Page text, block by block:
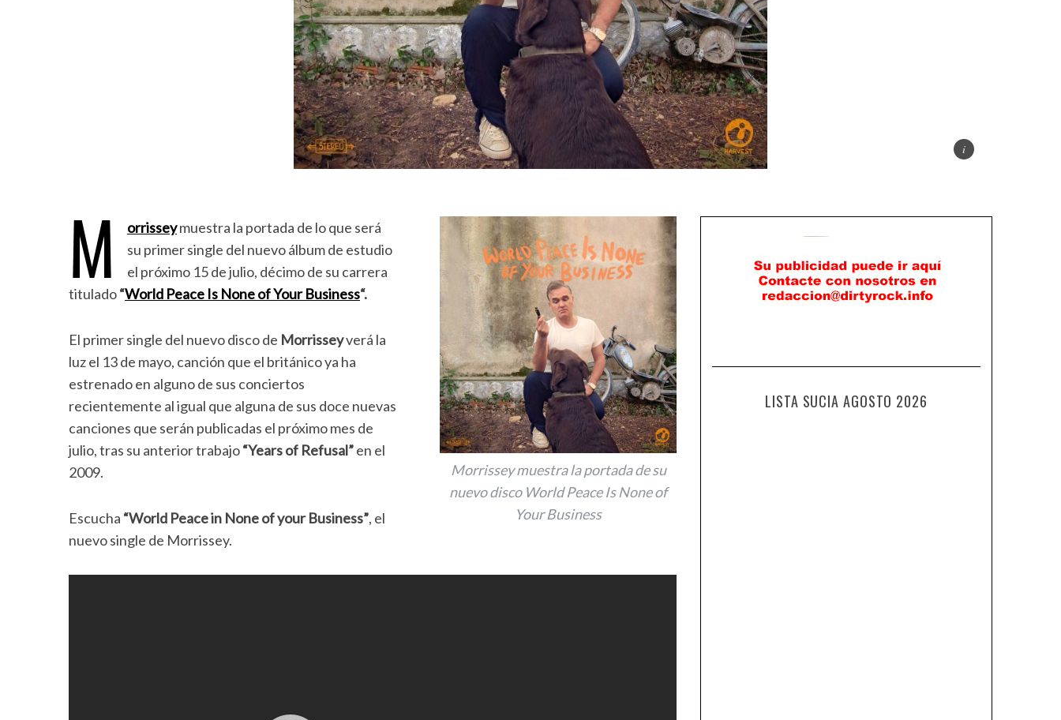
Morrissey muestra la portada de su
nuevo disco World Peace Is None of
Your Business
M orrisseymuestra la portada de lo que será
su primer single del nuevo álbum de estudio
el próximo 15 de julio, décimo de su carrera
titulado“World Peace Is None of Your Business“.
El primer single del nuevo disco de Morrisseyverá la
luz el 13 de mayo, canción que el británico ya ha
estrenado en alguno de sus conciertos
recientemente al igual que alguna de sus doce nuevas
canciones que serán publicadas el próximo mes de
julio, tras su anterior trabajo“Years of Refusal”en el
2009.
Escucha “World Peace in None of your Business”, el
nuevo single de Morrissey.
LISTA SUCIA AGOSTO 2026